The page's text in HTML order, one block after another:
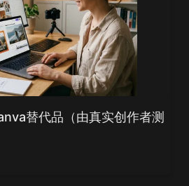
替代品（由真实创作者测